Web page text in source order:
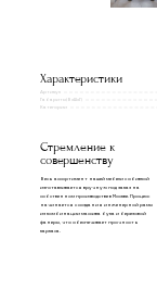
Характеристики
Артикул
Габариты(ВxШxГ)
Категории
Стремление к
совершенству
Весь ассортимент нашей мебели с обивкой
изготавливается вручную под заказ на
собственном производстве в Москве. Процесс
начинается с создания инженерной рамы
из комбинации массива бука и березовой
фанеры, что обеспечивает прочность
каркаса.